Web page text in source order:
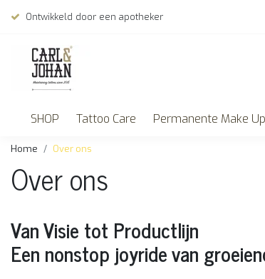
Ontwikkeld door een apotheker
SHOP Tattoo Care Permanente Make
Home Over ons
Over ons
Van Visie tot Productlijn
Een nonstop joyride van